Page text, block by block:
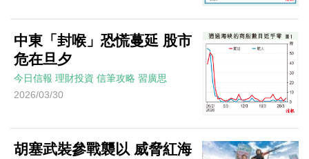
中東「封喉」恐慌蔓延 股市
危在旦夕
今日信報 理財投資 信筆攻略 習廣思
2026/03/30
胡塞武裝參戰襲以 威脅紅海